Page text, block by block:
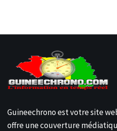
Guineechrono est votre site
offre une couverture